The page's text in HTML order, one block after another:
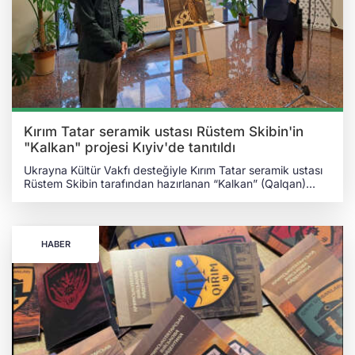
pic.twitter.com/dUezWyF9eN — QHA - Kırım Haber Ajansı
(@qha_kirimhaber) September 13, 2024 Söz konusu sanat
projesinin Ukrayna’nın Karadeniz'de Rusya karşı sergilediği
başarıları hatırlatmayı amaçladığı belirtildi. MAGURA V5 18
RUS GEMİSİNİ VURDU GUR'un açıklamasına göre, Ukrayna
bir buçuk yılda Magura V5 İDA’larla 18 Rus gemisini vurdu.
Vurulan Rus gemilerinden 9'u tamamen yok edildi.
Kırım Tatar seramik ustası Rüstem Skibin'in
"Kalkan" projesi Kıyiv'de tanıtıldı
Ukrayna Kültür Vakfı desteğiyle Kırım Tatar seramik ustası
Rüstem Skibin tarafından hazırlanan “Kalkan” (Qalqan)
Etkinliğe, Ukrayna Cumhurbaşkanının Kırım Özerk
Cumhuriyeti Temsilcisi Tamila Taşeva, Litvanya’nın Kıyiv
Büyükelçisi Valdemaras Sarapinas, Kırım Tatar Milli Meclisi
Başkanı Refat Çubarov, Kırım Müftüsü Ayder Rüstemov,
Kırım Tatar oyuncu ve yönetmen Ahtem Setablayev ve
birçok kişi katıldı. Kırım Tatar seramik ustası Rüstem Skibin,
proje çerçevesinde Kalkan şeklinde hazırladığı seramik
eserlerini tanıttı. Eserler; yeniden doğuşun, adaletsizliğe
karşı direnişin, korunmanın ve yaşamın devamının sembolü
olarak bitkisel motiflerle süslendi. Skibin, sanatsal obje
HABER